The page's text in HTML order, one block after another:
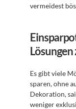
vermeidest
Es gibt viele
sparen, ohne
Dekoration,
weniger